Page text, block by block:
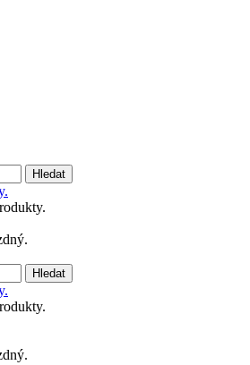
Hledat
Hledat